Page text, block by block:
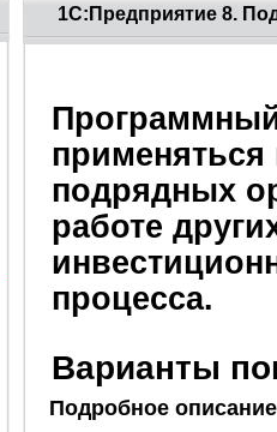
1С:Предприятие 8.
применяться
подрядных
работе
процесса.
Варианты
Подробное описание